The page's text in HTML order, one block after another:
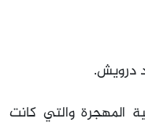
درويش.
المهجرة والتي كانت